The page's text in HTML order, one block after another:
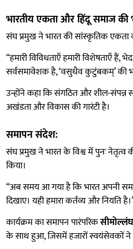
भारतीय एकता और हिंदू समाज की
संघ प्रमुख ने भारत की सांस्कृतिक एकता
“हमारी विविधताएँ हमारी विशेषताएँ हैं,
सर्वसमावेशक है, ‘वसुधैव कुटुंबकम्’ की
उन्होंने कहा कि संगठित और शील-संपन्न
अखंडता और विकास की गारंटी है।
समापन संदेश:
संघ प्रमुख ने भारत के विश्व में पुनः नेतृत्व
किया।
“अब समय आ गया है कि भारत अपनी समग्र
दिखाए। यही हमारा कर्तव्य और नियति
कार्यक्रम का समापन पारंपरिक
के साथ हुआ, जिसमें हजारों स्वयंसेवकों ने